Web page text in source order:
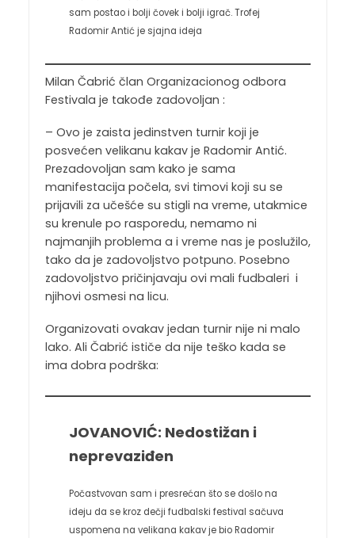
sam postao i bolji čovek i bolji igrač. Trofej
Radomir Antić je sjajna ideja
Milan Čabrić član Organizacionog odbora
Festivala je takođe zadovoljan :
– Ovo je zaista jedinstven turnir koji je
posvećen velikanu kakav je Radomir Antić.
Prezadovoljan sam kako je sama
manifestacija počela, svi timovi koji su se
prijavili za učešće su stigli na vreme, utakmice
su krenule po rasporedu, nemamo ni
najmanjih problema a i vreme nas je poslužilo,
tako da je zadovoljstvo potpuno. Posebno
zadovoljstvo pričinjavaju ovi mali fudbaleri i
njihovi osmesi na licu.
Organizovati ovakav jedan turnir nije ni malo
lako. Ali Čabrić ističe da nije teško kada se
ima dobra podrška:
JOVANOVIĆ: Nedostižan i
neprevaziđen
Počastvovan sam i presrećan što se došlo na
ideju da se kroz dečji fudbalski festival sačuva
uspomena na velikana kakav je bio Radomir